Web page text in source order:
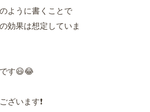
ように書くことで
効果は想定していま
す😃😂
ざいます❗️